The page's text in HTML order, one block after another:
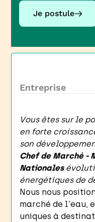
Je postule
Entreprise
Vous êtes sur le
en forte
son
Chef de Marché -
Nationales
énergétiques de
Nous nous
marché de l'eau,
uniques à